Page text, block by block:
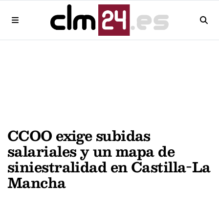
CCOO exige subidas
salariales y un mapa de
siniestralidad en Castilla-La
Mancha